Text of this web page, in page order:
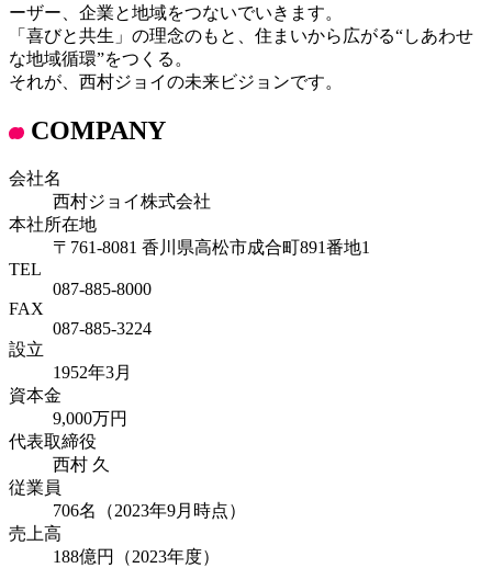
ーザー、企業と地域をつないでいきます。
「喜びと共生」の理念のもと、住まいから広がる“しあわせ
な地域循環”をつくる。
それが、西村ジョイの未来ビジョンです。
COMPANY
会社名
西村ジョイ株式会社
本社所在地
〒761-8081 香川県高松市成合町891番地1
TEL
087-885-8000
FAX
087-885-3224
設立
1952年3月
資本金
9,000万円
代表取締役
西村 久
従業員
706名（2023年9月時点）
売上高
188億円（2023年度）